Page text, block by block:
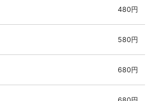
480円
580円
680円